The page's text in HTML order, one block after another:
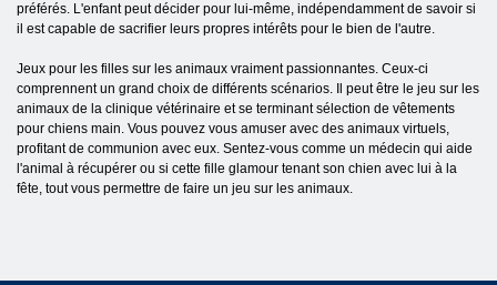
préférés. L'enfant peut décider pour lui-même, indépendamment de savoir si
il est capable de sacrifier leurs propres intérêts pour le bien de l'autre.
Jeux pour les filles sur les animaux vraiment passionnantes. Ceux-ci
comprennent un grand choix de différents scénarios. Il peut être le jeu sur les
animaux de la clinique vétérinaire et se terminant sélection de vêtements
pour chiens main. Vous pouvez vous amuser avec des animaux virtuels,
profitant de communion avec eux. Sentez-vous comme un médecin qui aide
l'animal à récupérer ou si cette fille glamour tenant son chien avec lui à la
fête, tout vous permettre de faire un jeu sur les animaux.